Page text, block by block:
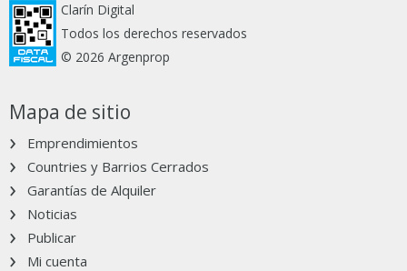
Clarín Digital
Todos los derechos reservados
© 2026 Argenprop
Mapa de sitio
Emprendimientos
Countries y Barrios Cerrados
Garantías de Alquiler
Noticias
Publicar
Mi cuenta